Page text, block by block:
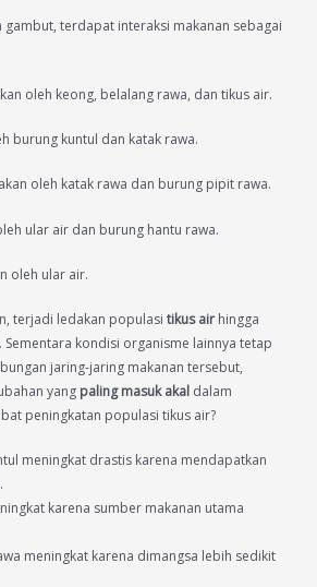
gambut, terdapat interaksi makanan sebagai
oleh keong, belalang rawa, dan tikus air.
burung kuntul dan katak rawa.
oleh katak rawa dan burung pipit rawa.
ular air dan burung hantu rawa.
oleh ular air.
terjadi ledakan populasi tikus air hingga
Sementara kondisi organisme lainnya tetap
jaring-jaring makanan tersebut,
yang paling masuk akal dalam
peningkatan populasi tikus air?
meningkat drastis karena mendapatkan
karena sumber makanan utama
meningkat karena dimangsa lebih sedikit